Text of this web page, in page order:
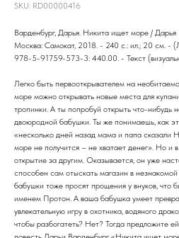
SKU: RD00000416
Варденбург, Дарья. Никита ищет море /
Москва: Самокат, 2018. - 240 с.: ил.; 20 см. -
978-5-91759-573-3: 440.00. - Текст
Легко быть первооткрывателем на
море можно открывать новые места для
тропинки. А ты попробуй открыть что-нибудь
двоюродной бабушки. Ты же понимаешь, как
«несколько дней назад мама и папа сказали
море не получится – не хватает денег». Но и
открытие за другим. Оказывается, он уже
способен сам отыскать магазин в незнакомой
бабушки тоже просят прощения у внуков, что
именем Протон. А ваша бабушка умеет
увлекательную игру в охотника, водяного
чтобы разбогатеть? Нет? Тогда предложите